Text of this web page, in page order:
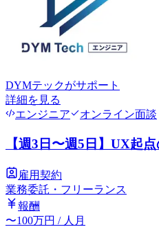
DYMテックがサポート
詳細を見る
エンジニア
オンライン面談
【週3日〜週5日】UX起
雇用契約
業務委託・フリーランス
報酬
〜100万円 / 人月